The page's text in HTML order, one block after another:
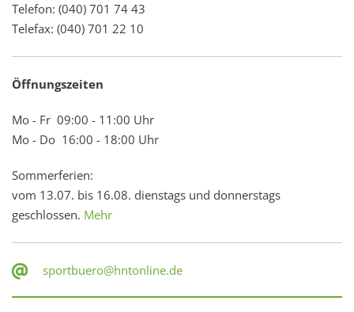
Telefon: (040) 701 74 43
Telefax: (040) 701 22 10
Öffnungszeiten
Mo - Fr 09:00 - 11:00 Uhr
Mo - Do 16:00 - 18:00 Uhr
Sommerferien:
vom 13.07. bis 16.08. dienstags und donnerstags
geschlossen. Mehr
sportbuero@hntonline.de